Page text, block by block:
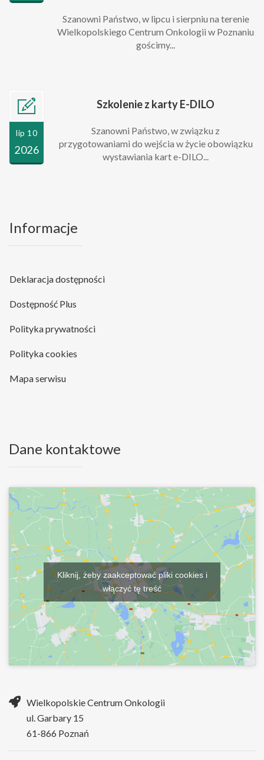
Szanowni Państwo, w lipcu i sierpniu na terenie
Wielkopolskiego Centrum Onkologii w Poznaniu
gościmy...
lip 10
2026
Szkolenie z karty E-DILO
Szanowni Państwo, w związku z
przygotowaniami do wejścia w życie obowiązku
wystawiania kart e-DILO...
Informacje
Deklaracja dostępności
Dostępność Plus
Polityka prywatności
Polityka cookies
Mapa serwisu
Dane kontaktowe
Kliknij, żeby zaakceptować pliki cookies i
włączyć tę treść
Wielkopolskie Centrum Onkologii
ul. Garbary 15
61-866 Poznań